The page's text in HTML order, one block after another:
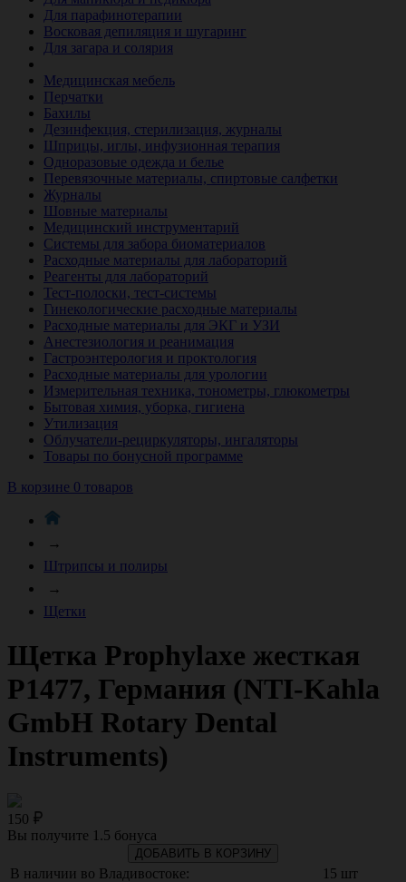
Для парафинотерапии
Восковая депиляция и шугаринг
Для загара и солярия
Медицинская мебель
Перчатки
Бахилы
Дезинфекция, стерилизация, журналы
Шприцы, иглы, инфузионная терапия
Одноразовые одежда и белье
Перевязочные материалы, спиртовые салфетки
Журналы
Шовные материалы
Медицинский инструментарий
Системы для забора биоматериалов
Расходные материалы для лабораторий
Реагенты для лабораторий
Тест-полоски, тест-системы
Гинекологические расходные материалы
Расходные материалы для ЭКГ и УЗИ
Анестезиология и реанимация
Гастроэнтерология и проктология
Расходные материалы для урологии
Измерительная техника, тонометры, глюкометры
Бытовая химия, уборка, гигиена
Утилизация
Облучатели-рециркуляторы, ингаляторы
Товары по бонусной программе
В корзине 0 товаров
→
Штрипсы и полиры
→
Щетки
Щетка Prophylaxe жесткая
P1477, Германия (NTI-Kahla
GmbH Rotary Dental
Instruments)
150
Вы получите 1.5 бонуса
ДОБАВИТЬ В КОРЗИНУ
В наличии во Владивостоке: 15 шт